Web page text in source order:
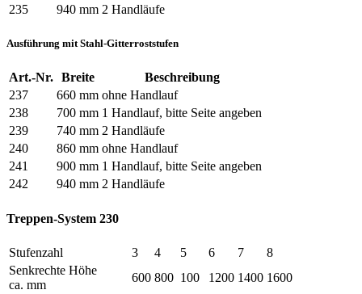
235
940 mm 2 Handläufe
Ausführung mit Stahl-Gitterroststufen
Art.-Nr. Breite
Beschreibung
237
660 mm ohne Handlauf
238
700 mm 1 Handlauf, bitte Seite angeben
239
740 mm 2 Handläufe
240
860 mm ohne Handlauf
241
900 mm 1 Handlauf, bitte Seite angeben
242
940 mm 2 Handläufe
Treppen-System 230
Stufenzahl 3 4 5 6 7
8
Senkrechte Höhe
ca. mm
600 800 100 1200 1400 1600